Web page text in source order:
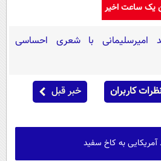
یک ساعت اخیر
امیرسلیمانی با شعری احساسی
کاربران خبر قبل
به کاخ سفید